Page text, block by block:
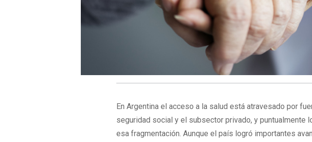
En Argentina el acceso a la salud está atravesado por
seguridad social y el subsector privado, y puntualmente
esa fragmentación. Aunque el país logró importantes